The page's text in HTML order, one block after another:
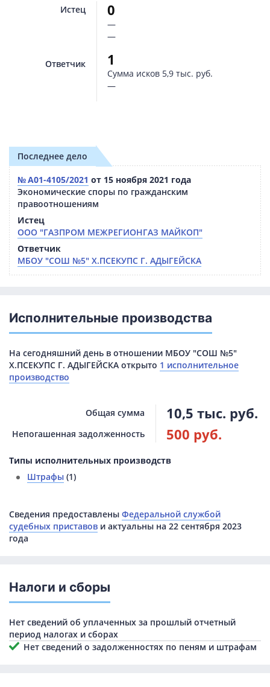
Истец
Ответчик
0
—
—
1
Сумма исков 5,9 тыс. руб.
—
Последнее дело
№ А01-4105/2021 от 15 ноября 2021 года
Экономические споры по гражданским
правоотношениям
Истец
ООО "ГАЗПРОМ МЕЖРЕГИОНГАЗ МАЙКОП"
Ответчик
МБОУ "СОШ №5" Х.ПСЕКУПС Г. АДЫГЕЙСКА
Исполнительные производства
На сегодняшний день в отношении МБОУ "СОШ №5"
Х.ПСЕКУПС Г. АДЫГЕЙСКА открыто 1 исполнительное
производство
Общая сумма
Непогашенная задолженность
10,5 тыс. руб.
500 руб.
Типы исполнительных производств
Штрафы (1)
Сведения предоставлены Федеральной службой
судебных приставов и актуальны на 22 сентября 2023
года
Налоги и сборы
Нет сведений об уплаченных за прошлый отчетный
период налогах и сборах
Нет сведений о задолженностях по пеням и штрафам